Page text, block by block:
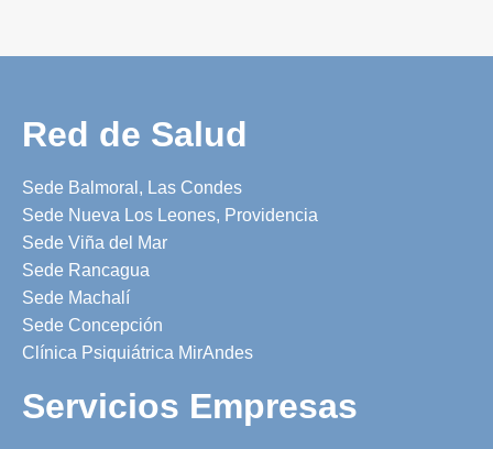
Red de Salud
Sede Balmoral, Las Condes
Sede Nueva Los Leones, Providencia
Sede Viña del Mar
Sede Rancagua
Sede Machalí
Sede Concepción
Clínica Psiquiátrica MirAndes
Servicios Empresas